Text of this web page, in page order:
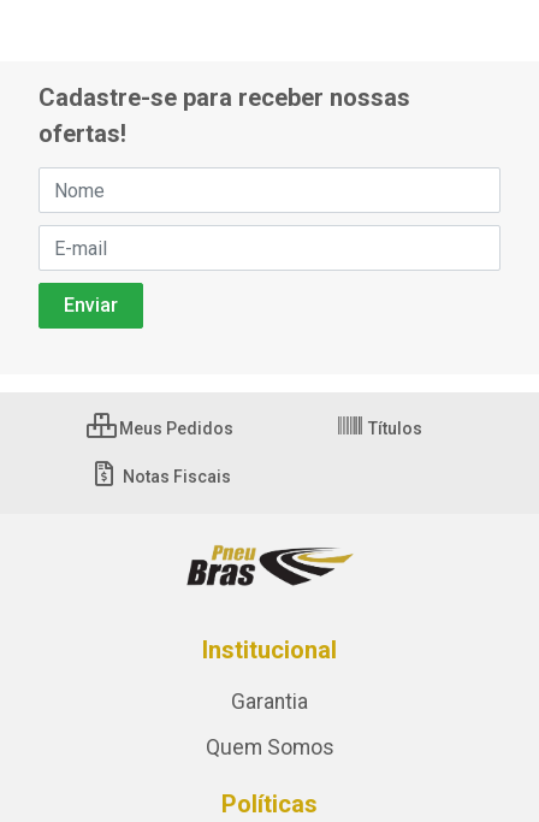
Cadastre-se para receber nossas
ofertas!
Meus Pedidos Títulos
Notas Fiscais
Institucional
Garantia
Quem Somos
Políticas